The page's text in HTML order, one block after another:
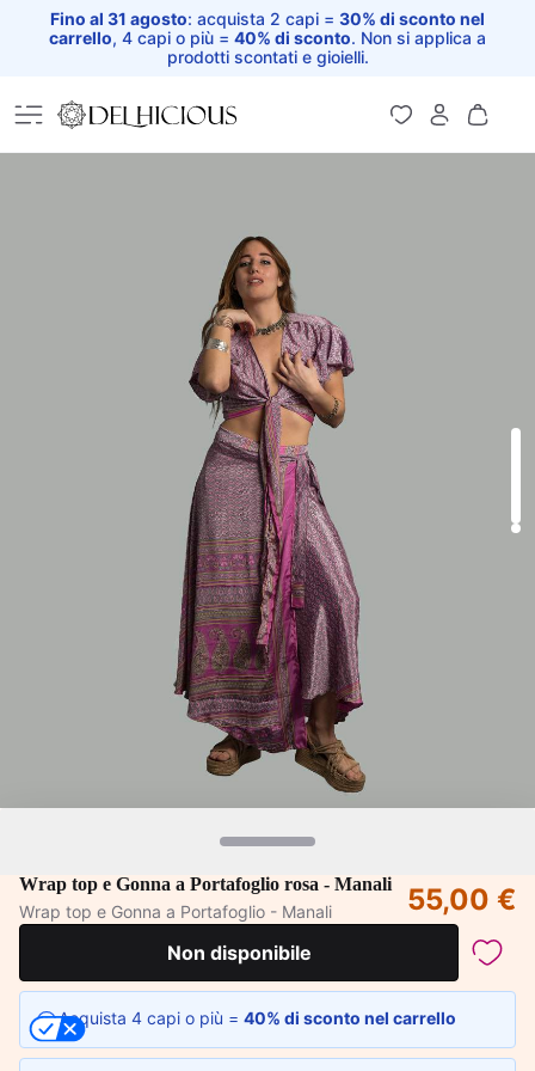
Fino al 31 agosto: acquista 2 capi = 30% di sconto nel
carrello, 4 capi o più = 40% di sconto. Non si applica a
prodotti scontati e gioielli.
Home
Wrap top e Gonna a Portafoglio rosa - Manali
Wrap top e Gonna a Portafoglio - Manali
55,00 €
Non disponibile
Acquista 4 capi o più = 40% di sconto nel carrello